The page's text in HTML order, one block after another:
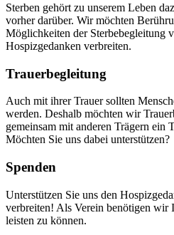
Sterben gehört zu unserem Leben
vorher darüber. Wir möchten
Möglichkeiten der Sterbebegleitung
Hospizgedanken verbreiten.
Trauerbegleitung
Auch mit ihrer Trauer sollten
werden. Deshalb möchten wir
gemeinsam mit anderen Trägern ein
Möchten Sie uns dabei unterstützen?
Spenden
Unterstützen Sie uns den
verbreiten! Als Verein benötigen wir
leisten zu können.